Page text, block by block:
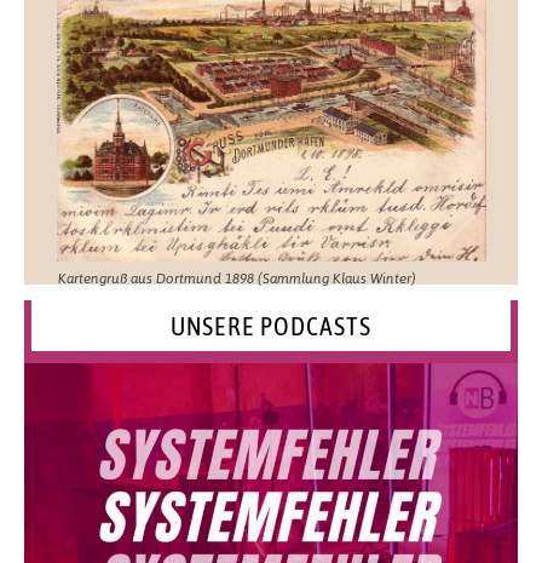
Kartengruß aus Dortmund 1898 (Sammlung Klaus Winter)
UNSERE PODCASTS